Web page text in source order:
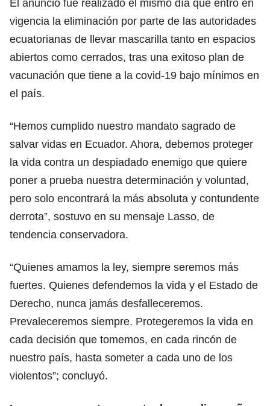
El anuncio fue realizado el mismo día que entró en
vigencia la eliminación por parte de las autoridades
ecuatorianas de llevar mascarilla tanto en espacios
abiertos como cerrados, tras una exitoso plan de
vacunación que tiene a la covid-19 bajo mínimos en
el país.
“Hemos cumplido nuestro mandato sagrado de
salvar vidas en Ecuador. Ahora, debemos proteger
la vida contra un despiadado enemigo que quiere
poner a prueba nuestra determinación y voluntad,
pero solo encontrará la más absoluta y contundente
derrota”, sostuvo en su mensaje Lasso, de
tendencia conservadora.
“Quienes amamos la ley, siempre seremos más
fuertes. Quienes defendemos la vida y el Estado de
Derecho, nunca jamás desfalleceremos.
Prevaleceremos siempre. Protegeremos la vida en
cada decisión que tomemos, en cada rincón de
nuestro país, hasta someter a cada uno de los
violentos”; concluyó.